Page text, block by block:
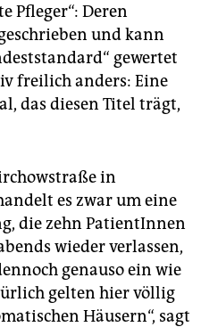
Pfleger“: Deren
und kann
gewertet
freilich anders: Eine
das diesen Titel trägt,
in
es zwar um eine
die zehn PatientInnen
wieder verlassen,
genauso ein wie
gelten hier völlig
Häusern“, sagt